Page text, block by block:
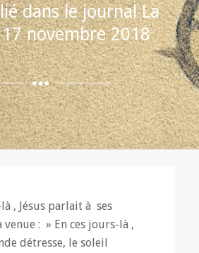
dans le journal La
novembre 2018
, Jésus parlait à ses
venue : » En ces jours-là ,
détresse, le soleil